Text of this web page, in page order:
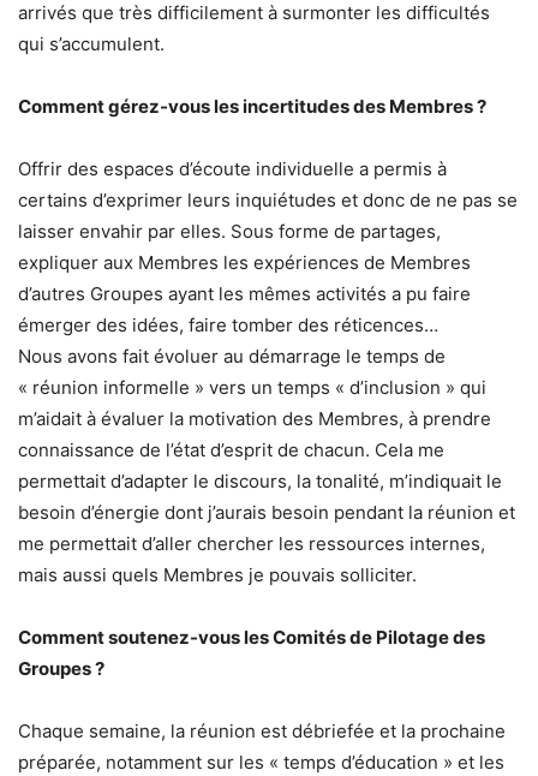
arrivés que très difficilement à surmonter les difficultés
qui s’accumulent.
Comment gérez-vous les incertitudes des Membres ?
Offrir des espaces d’écoute individuelle a permis à
certains d’exprimer leurs inquiétudes et donc de ne pas se
laisser envahir par elles. Sous forme de partages,
expliquer aux Membres les expériences de Membres
d’autres Groupes ayant les mêmes activités a pu faire
émerger des idées, faire tomber des réticences…
Nous avons fait évoluer au démarrage le temps de
« réunion informelle » vers un temps « d’inclusion » qui
m’aidait à évaluer la motivation des Membres, à prendre
connaissance de l’état d’esprit de chacun. Cela me
permettait d’adapter le discours, la tonalité, m’indiquait le
besoin d’énergie dont j’aurais besoin pendant la réunion et
me permettait d’aller chercher les ressources internes,
mais aussi quels Membres je pouvais solliciter.
Comment soutenez-vous les Comités de Pilotage des
Groupes ?
Chaque semaine, la réunion est débriefée et la prochaine
préparée, notamment sur les « temps d’éducation » et les